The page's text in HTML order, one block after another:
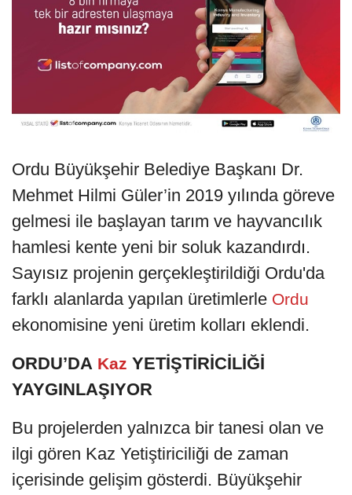
Ordu Büyükşehir Belediye Başkanı Dr.
Mehmet Hilmi Güler’in 2019 yılında göreve
gelmesi ile başlayan tarım ve hayvancılık
hamlesi kente yeni bir soluk kazandırdı.
Sayısız projenin gerçekleştirildiği Ordu'da
farklı alanlarda yapılan üretimlerle Ordu
ekonomisine yeni üretim kolları eklendi.
ORDU’DA Kaz YETİŞTİRİCİLİĞİ
YAYGINLAŞIYOR
Bu projelerden yalnızca bir tanesi olan ve
ilgi gören Kaz Yetiştiriciliği de zaman
içerisinde gelişim gösterdi. Büyükşehir